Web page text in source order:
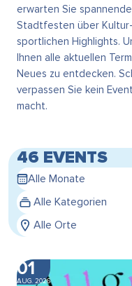
erwarten Sie
Stadtfesten über
sportlichen Highlights.
Ihnen alle aktuellen
Neues zu entdecken.
verpassen Sie kein
macht.
46 EVENTS
Alle Monate
Alle Kategorien
Alle Orte
01
AUG. 2026